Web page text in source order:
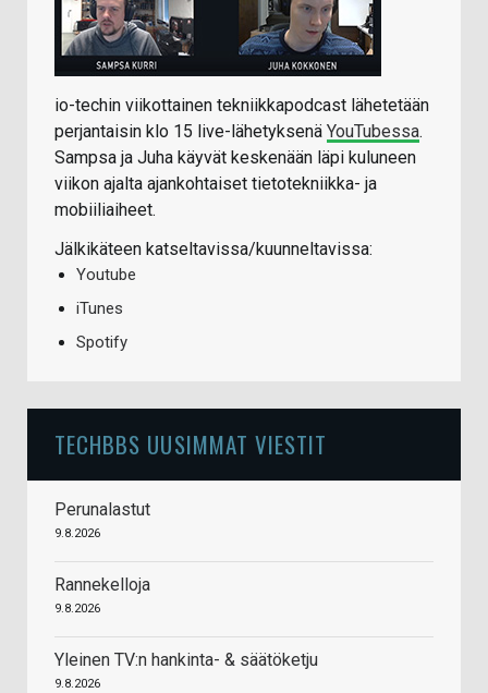
io-techin viikottainen tekniikkapodcast lähetetään
perjantaisin klo 15 live-lähetyksenä YouTubessa.
Sampsa ja Juha käyvät keskenään läpi kuluneen
viikon ajalta ajankohtaiset tietotekniikka- ja
mobiiliaiheet.
Jälkikäteen katseltavissa/kuunneltavissa:
Youtube
iTunes
Spotify
TECHBBS UUSIMMAT VIESTIT
Perunalastut
9.8.2026
Rannekelloja
9.8.2026
Yleinen TV:n hankinta- & säätöketju
9.8.2026